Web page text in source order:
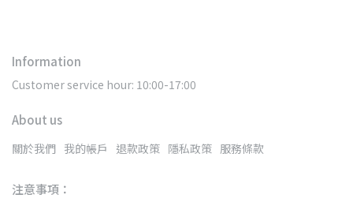
Information
Customer service hour: 10:00-17:00
About us
關於我們 我的帳戶 退款政策 隱私政策 服務條款
注意事項：